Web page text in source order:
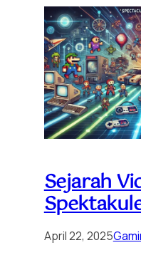
Sejarah
April 22, 2025